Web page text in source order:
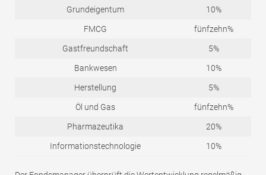
Grundeigentum 10%
FMCG fünfzehn%
Gastfreundschaft 5%
Bankwesen 10%
Herstellung 5%
Öl und Gas fünfzehn%
Pharmazeutika 20%
Informationstechnologie 10%